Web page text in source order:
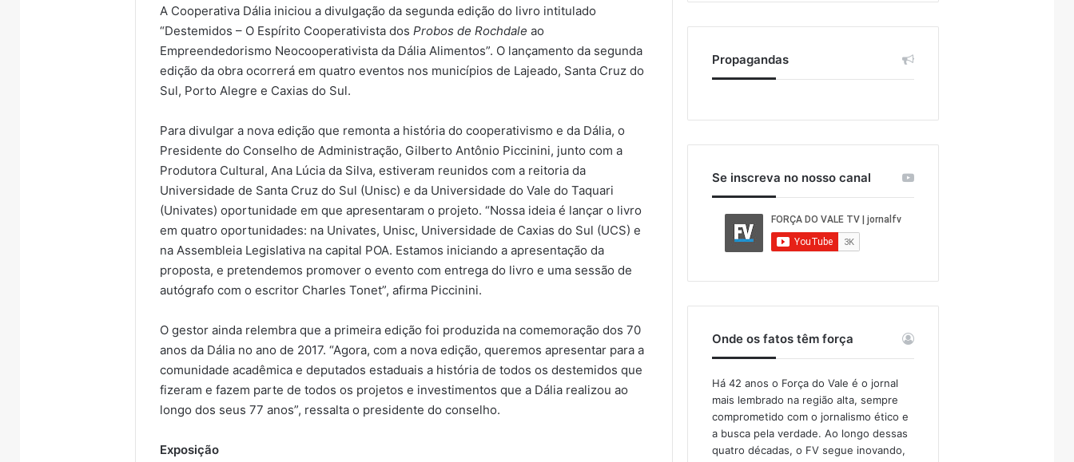
A Cooperativa Dália iniciou a divulgação da segunda edição do livro intitulado
“Destemidos – O Espírito Cooperativista dosProbos de Rochdale ao
Empreendedorismo Neocooperativista da Dália Alimentos”. O lançamento da segunda
edição da obra ocorrerá em quatro eventos nos municípios de Lajeado, Santa Cruz do
Sul, Porto Alegre e Caxias do Sul.
Para divulgar a nova edição que remonta a história do cooperativismo e da Dália, o
Presidente do Conselho de Administração, Gilberto Antônio Piccinini, junto com a
Produtora Cultural, Ana Lúcia da Silva, estiveram reunidos com a reitoria da
Universidade de Santa Cruz do Sul (Unisc) e da Universidade do Vale do Taquari
(Univates) oportunidade em que apresentaram o projeto. “Nossa ideia é lançar o livro
em quatro oportunidades: na Univates, Unisc, Universidade de Caxias do Sul (UCS) e
na Assembleia Legislativa na capital POA. Estamos iniciando a apresentação da
proposta, e pretendemos promover o evento com entrega do livro e uma sessão de
autógrafo com o escritor Charles Tonet”, afirma Piccinini.
O gestor ainda relembra que a primeira edição foi produzida na comemoração dos 70
anos da Dália no ano de 2017. “Agora, com a nova edição, queremos apresentar para a
comunidade acadêmica e deputados estaduais a história de todos os destemidos que
fizeram e fazem parte de todos os projetos e investimentos que a Dália realizou ao
longo dos seus 77 anos”, ressalta o presidente do conselho.
Exposição
Propagandas
Se inscreva no nosso canal
Onde os fatos têm força
Há 42 anos o Força do Vale é o jornal
mais lembrado na região alta, sempre
comprometido com o jornalismo ético e
a busca pela verdade. Ao longo dessas
quatro décadas, o FV segue inovando,